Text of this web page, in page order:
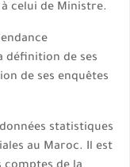
celui de Ministre.
définition de ses
de ses enquêtes
statistiques
au Maroc. Il est